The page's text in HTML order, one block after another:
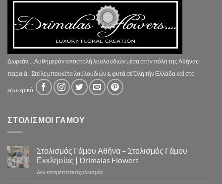
Δωρεάν....Αυθημερόν αποστολή λουλουδιών μέσα στην πόλη της Αθήνας-
πειραιά. Στείλε μπουκέτα λουλουδιών & φυτά σέ Όλη τήν Ελλάδα καί στο
εξωτερικό
ΣΤΟΛΙΣΜΟΙ ΓΑΜΟΥ
Στολισμός Γάμου Αθήνα – Στολισμός Γάμου
Εκκλησίας | Drimalas Flowers
Δεν επιτρέπεται σχολιασμόςστο